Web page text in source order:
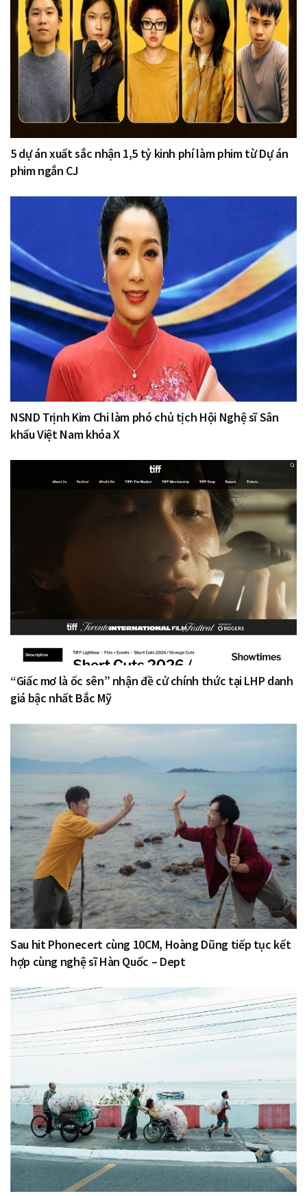
5 dự án xuất sắc nhận 1,5 tỷ kinh phí làm phim từ Dự án
phim ngắn CJ
NSND Trịnh Kim Chi làm phó chủ tịch Hội Nghệ sĩ Sân
khấu Việt Nam khóa X
“Giấc mơ là ốc sên” nhận đề cử chính thức tại LHP danh
giá bậc nhất Bắc Mỹ
Sau hit Phonecert cùng 10CM, Hoàng Dũng tiếp tục kết
hợp cùng nghệ sĩ Hàn Quốc – Dept